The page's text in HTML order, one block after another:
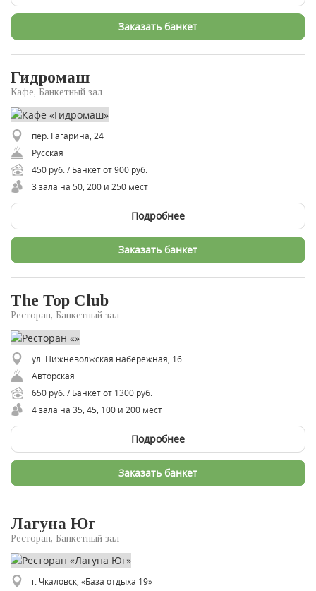
Заказать банкет
Гидромаш
Кафе, Банкетный зал
пер. Гагарина, 24
Русская
450 руб. / Банкет от 900 руб.
3 зала на 50, 200 и 250 мест
Подробнее
Заказать банкет
The Top Club
Ресторан, Банкетный зал
ул. Нижневолжская набережная, 16
Авторская
650 руб. / Банкет от 1300 руб.
4 зала на 35, 45, 100 и 200 мест
Подробнее
Заказать банкет
Лагуна Юг
Ресторан, Банкетный зал
г. Чкаловск, «База отдыха 19»